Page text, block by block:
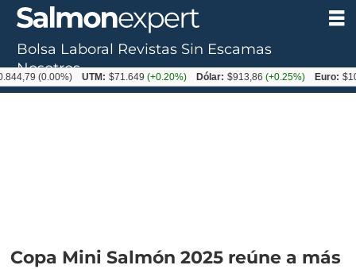
Copa Mini Salmón 2025 reúne a más
Bolsa Laboral Revistas Sin Escamas
Nosotros
(0.00%) UTM: $71.649 (+0.20%) Dólar: $913,86(+0.25%) Euro: